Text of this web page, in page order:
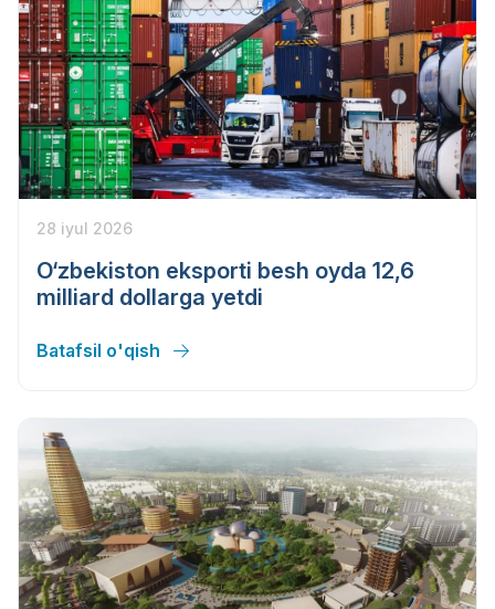
28 iyul 2026
O‘zbekiston eksporti besh oyda 12,6
milliard dollarga yetdi
Batafsil o'qish